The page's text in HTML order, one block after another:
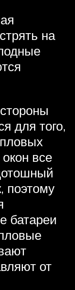
на
для того,
все
поэтому
батареи
от